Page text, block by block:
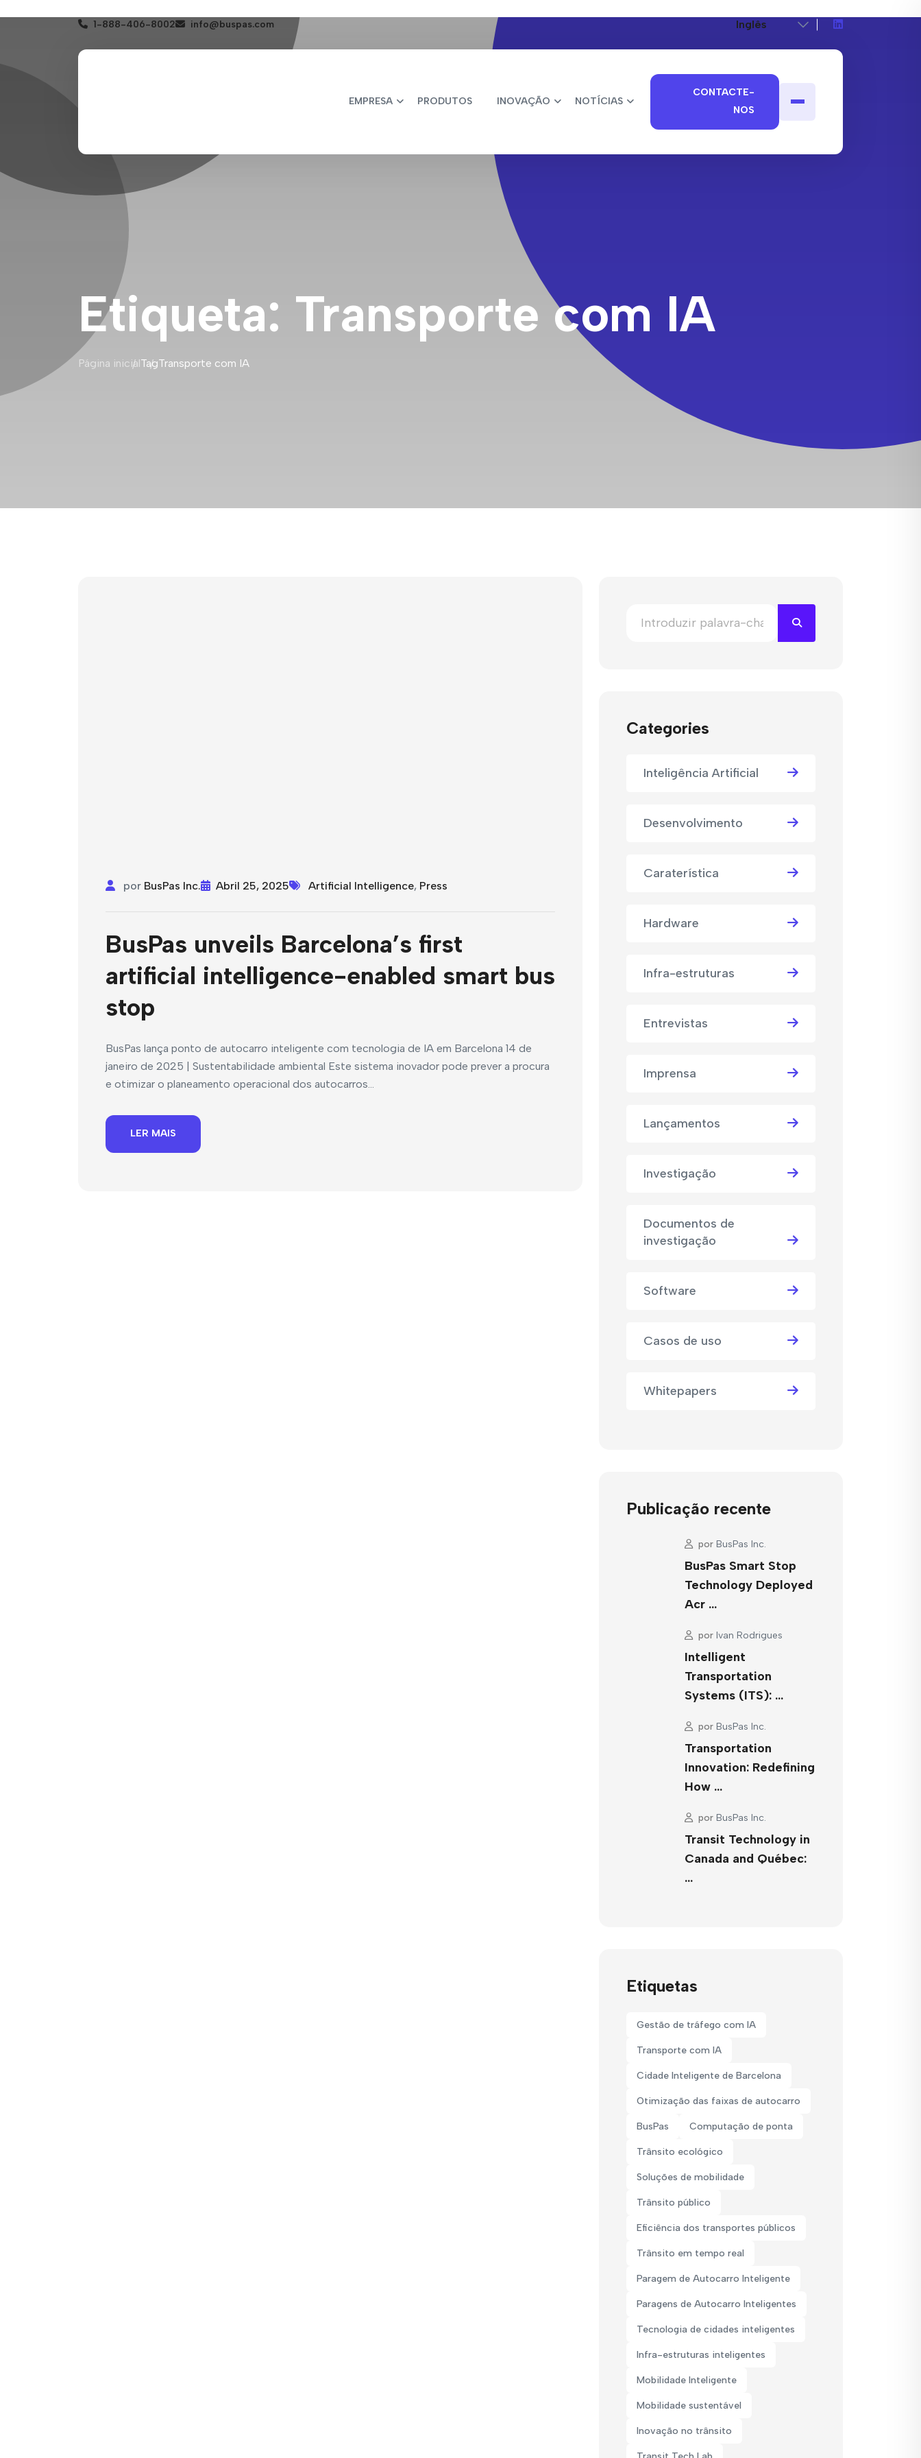
1-888-406-8002 info@buspas.com
EMPRESA PRODUTOS INOVAÇÃO NOTÍCIAS
CONTACTE-
NOS
Etiqueta: Transporte com IA
Página inicialTagTransporte com IA
por BusPas Inc. Abril 25, 2025 Artificial Intelligence, Press
BusPas unveils Barcelona’s first
artificial intelligence-enabled smart bus
stop
BusPas lança ponto de autocarro inteligente com tecnologia de IA em Barcelona 14 de
janeiro de 2025 | Sustentabilidade ambiental Este sistema inovador pode prever a procura
e otimizar o planeamento operacional dos autocarros...
LER MAIS
Categories
Inteligência Artificial
Desenvolvimento
Caraterística
Hardware
Infra-estruturas
Entrevistas
Imprensa
Lançamentos
Investigação
Documentos de
investigação
Software
Casos de uso
Whitepapers
Publicação recente
por BusPas Inc.
BusPas Smart Stop
Technology Deployed
Acr …
por Ivan Rodrigues
Intelligent
Transportation
Systems (ITS): …
por BusPas Inc.
Transportation
Innovation: Redefining
How …
por BusPas Inc.
Transit Technology in
Canada and Québec:
…
Etiquetas
Gestão de tráfego com IA
Transporte com IA
Cidade Inteligente de Barcelona
Otimização das faixas de autocarro
BusPas Computação de ponta
Trânsito ecológico
Soluções de mobilidade
Trânsito público
Eficiência dos transportes públicos
Trânsito em tempo real
Paragem de Autocarro Inteligente
Paragens de Autocarro Inteligentes
Tecnologia de cidades inteligentes
Infra-estruturas inteligentes
Mobilidade Inteligente
Mobilidade sustentável
Inovação no trânsito